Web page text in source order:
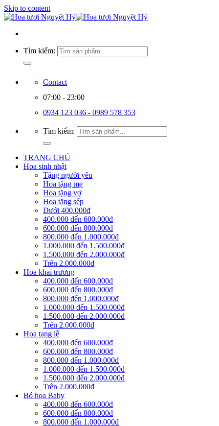
Skip to content
Tìm kiếm:
Contact
07:00 - 23:00
0934 123 036 - 0989 578 353
Tìm kiếm:
TRANG CHỦ
Hoa sinh nhật
Tặng người yêu
Hoa tặng mẹ
Hoa tặng vợ
Hoa tặng sếp
Dưới 400.000đ
400.000 đến 600.000đ
600.000 đến 800.000đ
800.000 đến 1.000.000đ
1.000.000 đến 1.500.000đ
1.500.000 đến 2.000.000đ
Trên 2.000.000đ
Hoa khai trương
400.000 đến 600.000đ
600.000 đến 800.000đ
800.000 đến 1.000.000đ
1.000.000 đến 1.500.000đ
1.500.000 đến 2.000.000đ
Trên 2.000.000đ
Hoa tang lễ
400.000 đến 600.000đ
600.000 đến 800.000đ
800.000 đến 1.000.000đ
1.000.000 đến 1.500.000đ
1.500.000 đến 2.000.000đ
Trên 2.000.000đ
Bó hoa Baby
400.000 đến 600.000đ
600.000 đến 800.000đ
800.000 đến 1.000.000đ